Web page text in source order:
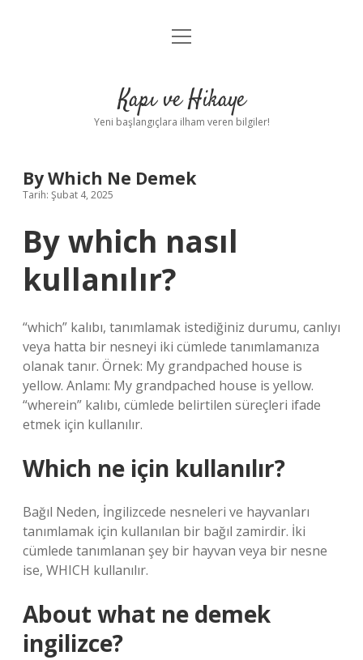
Anasayfa
Yasal Uyarı
menüyü
Kapı ve Hikaye
Yeni başlangıçlara ilham veren bilgiler!
By Which Ne Demek
Tarih: Şubat 4, 2025
By which nasıl
kullanılır?
“which” kalıbı, tanımlamak istediğiniz durumu, canlıyı
veya hatta bir nesneyi iki cümlede tanımlamanıza
olanak tanır. Örnek: My grandpached house is
yellow. Anlamı: My grandpached house is yellow.
“wherein” kalıbı, cümlede belirtilen süreçleri ifade
etmek için kullanılır.
Which ne için kullanılır?
Bağıl Neden, İngilizcede nesneleri ve hayvanları
tanımlamak için kullanılan bir bağıl zamirdir. İki
cümlede tanımlanan şey bir hayvan veya bir nesne
ise, WHICH kullanılır.
About what ne demek
ingilizce?